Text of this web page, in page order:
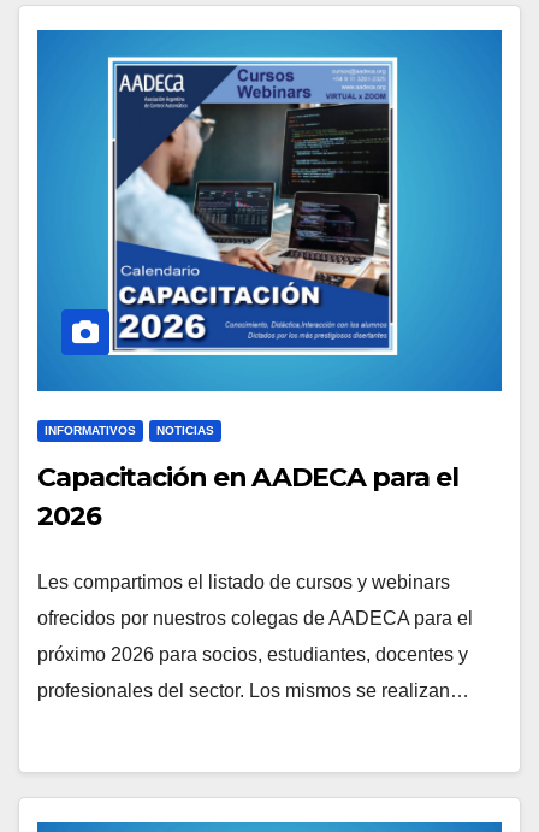
INFORMATIVOS NOTICIAS
Capacitación en AADECA para el
2026
Les compartimos el listado de cursos y webinars
ofrecidos por nuestros colegas de AADECA para el
próximo 2026 para socios, estudiantes, docentes y
profesionales del sector. Los mismos se realizan…